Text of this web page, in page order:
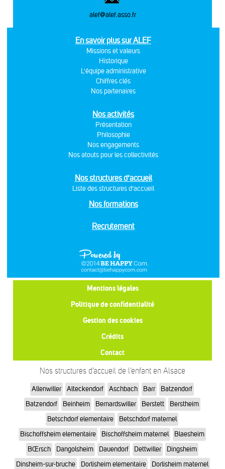
alef@alef.asso.fr
En savoir plus sur ALEF
Missions et valeurs
Historique
L'équipe administrative
Chiffres clés
Nos partenaires
Nos activités
Présentation
Philosophie
Nos engagements
Nos atouts pour les collectivités
Nos structures d’accueil
Liste des structures d’accueil
Nos formations
Recrutement
Mentions légales
Politique de confidentialité
Gestion des cookies
Crédits
Contact
Nos structures d’accueil de l’enfant en Alsace
Allenwiller Alteckendorf Aschbach Barr
Batzendorf
Batzendorf
Beinheim Bernardswiller Berstett
Berstheim
Betschdorf elementaire
Betschdorf maternel
Bischoffsheim elementaire
Bischoffsheim maternel
Blaesheim
BŒrsch
Dangolsheim Dauendorf Dettwiller
Dingsheim
Dinsheim-sur-bruche
Dorlisheim elementaire
Dorlisheim maternel